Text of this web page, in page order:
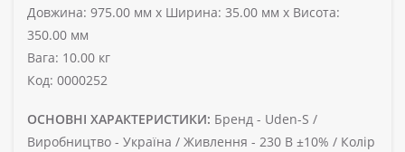
Довжина: 975.00 мм x Ширина: 35.00 мм x Висота:
350.00 мм
Вага: 10.00 кг
Код: 0000252
ОСНОВНІ ХАРАКТЕРИСТИКИ: Бренд - Uden-S /
Виробництво - Україна / Живлення - 230 В ±10% / Колір